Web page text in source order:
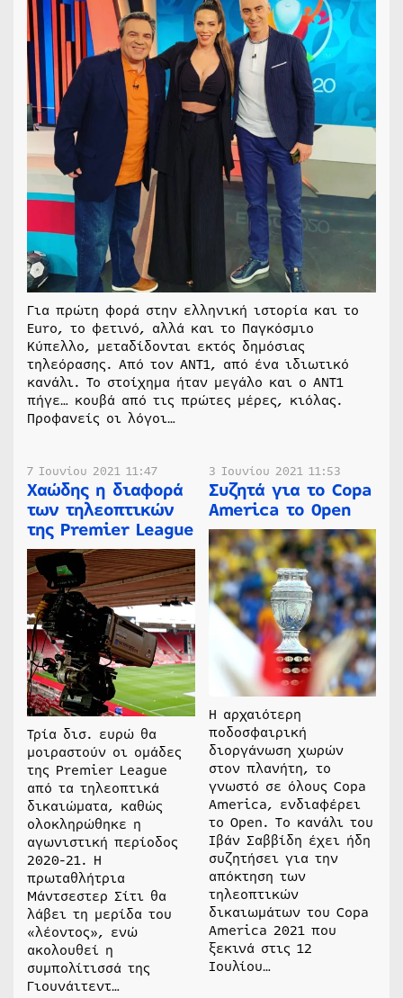
Για πρώτη φορά στην ελληνική ιστορία και το
Euro, το φετινό, αλλά και το Παγκόσμιο
Κύπελλο, μεταδίδονται εκτός δημόσιας
τηλεόρασης. Από τον ΑΝΤ1, από ένα ιδιωτικό
κανάλι. Το στοίχημα ήταν μεγάλο και ο ΑΝΤ1
πήγε… κουβά από τις πρώτες μέρες, κιόλας.
Προφανείς οι λόγοι…
7 Ιουνίου 2021 11:47
Χαώδης η διαφορά
των τηλεοπτικών
της Premier League
Τρία δισ. ευρώ θα
μοιραστούν οι ομάδες
της Premier League
από τα τηλεοπτικά
δικαιώματα, καθώς
ολοκληρώθηκε η
αγωνιστική περίοδος
2020-21. Η
πρωταθλήτρια
Μάντσεστερ Σίτι θα
λάβει τη μερίδα του
«λέοντος», ενώ
ακολουθεί η
συμπολίτισσά της
Γιουνάιτεντ…
3 Ιουνίου 2021 11:53
Συζητά για το Copa
America το Open
H αρχαιότερη
ποδοσφαιρική
διοργάνωση χωρών
στον πλανήτη, το
γνωστό σε όλους Copa
America, ενδιαφέρει
το Open. To κανάλι του
Ιβάν Σαββίδη έχει ήδη
συζητήσει για την
απόκτηση των
τηλεοπτικών
δικαιωμάτων του Copa
America 2021 που
ξεκινά στις 12
Ιουλίου…